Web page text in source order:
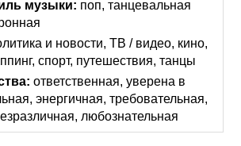
музыки: поп, танцевальная
и новости, ТВ / видео, кино,
спорт, путешествия, танцы
ответственная, уверена в
энергичная, требовательная,
любознательная